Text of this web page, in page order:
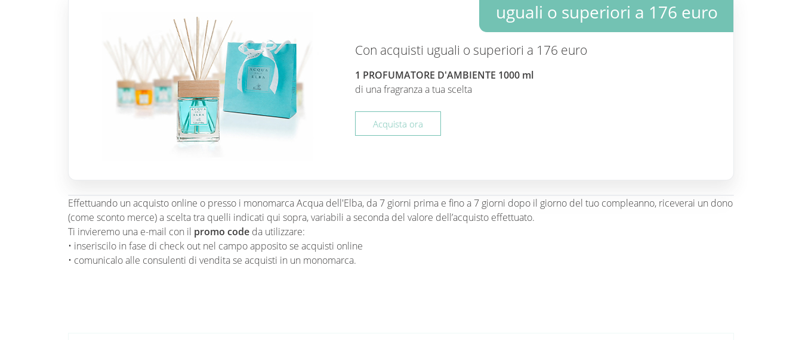
uguali o superiori a 176 euro
Con acquisti uguali o superiori a 176 euro
1 PROFUMATORE D'AMBIENTE 1000 ml
di una fragranza a tua scelta
Acquista ora
olt
Effettuando un acquisto online o presso i monomarca Acqua dell'Elba, da 7 giorni prima e fino a 7 giorni dopo il giorno del tuo compleanno, riceverai un dono
(come sconto merce) a scelta tra quelli indicati qui sopra, variabili a seconda del valore dell’acquisto effettuato.
Ti invieremo una e-mail con il promo code da utilizzare:
• inseriscilo in fase di check out nel campo apposito se acquisti online
• comunicalo alle consulenti di vendita se acquisti in un monomarca.